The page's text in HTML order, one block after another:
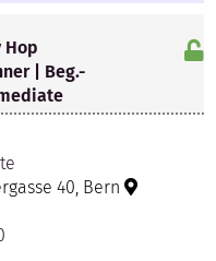
Hop
| Beg.-
40, Bern